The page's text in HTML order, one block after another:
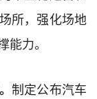
所，强化场地
力。
制定公布汽车